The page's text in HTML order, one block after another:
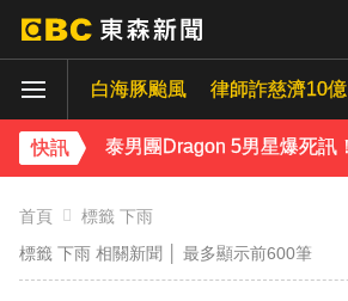
白海豚颱風 律師詐慈濟10億
快訊
首頁
標籤 下雨
標籤 下雨 相關新聞 │ 最多顯示前600筆